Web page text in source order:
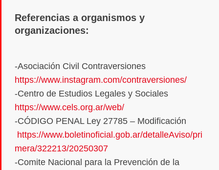
Referencias a organismos y
organizaciones:
-Asociación Civil Contraversiones
https://www.instagram.com/contraversiones/
-Centro de Estudios Legales y Sociales
https://www.cels.org.ar/web/
-CÓDIGO PENAL Ley 27785 – Modificación
https://www.boletinoficial.gob.ar/detalleAviso/pri
mera/322213/20250307
-Comite Nacional para la Prevención de la